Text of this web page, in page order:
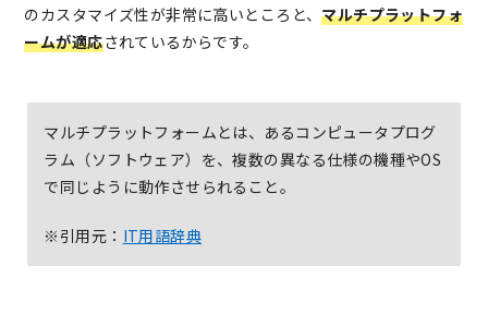
のカスタマイズ性が非常に高いところと、マルチプラットフォ
ームが適応されているからです。
マルチプラットフォームとは、あるコンピュータプログ
ラム（ソフトウェア）を、複数の異なる仕様の機種やOS
で同じように動作させられること。
※引用元： IT用語辞典